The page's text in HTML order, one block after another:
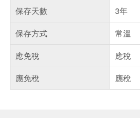
保存天數
3年
保存方式
常溫
應免稅
應稅
應免稅
應稅